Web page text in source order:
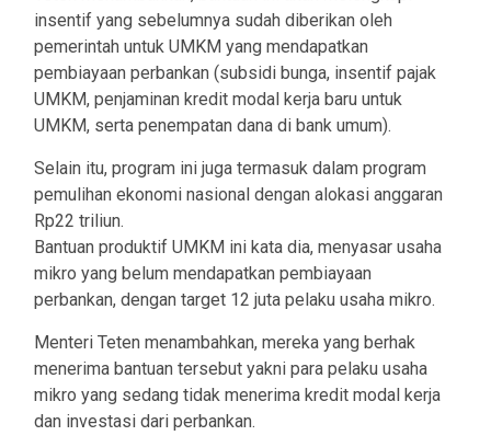
insentif yang sebelumnya sudah diberikan oleh
pemerintah untuk UMKM yang mendapatkan
pembiayaan perbankan (subsidi bunga, insentif pajak
UMKM, penjaminan kredit modal kerja baru untuk
UMKM, serta penempatan dana di bank umum).
Selain itu, program ini juga termasuk dalam program
pemulihan ekonomi nasional dengan alokasi anggaran
Rp22 triliun.
Bantuan produktif UMKM ini kata dia, menyasar usaha
mikro yang belum mendapatkan pembiayaan
perbankan, dengan target 12 juta pelaku usaha mikro.
Menteri Teten menambahkan, mereka yang berhak
menerima bantuan tersebut yakni para pelaku usaha
mikro yang sedang tidak menerima kredit modal kerja
dan investasi dari perbankan.